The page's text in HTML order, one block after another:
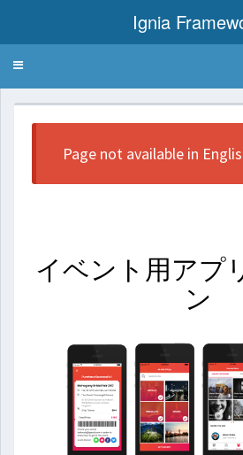
Ignia
Toggle
Page not available in
イベント用アプ
ン